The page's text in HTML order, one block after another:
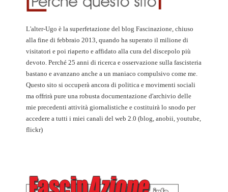
L'alter-Ugo è la superfetazione del blog Fascinazione, chiuso
alla fine di febbraio 2013, quando ha superato il milione di
visitatori e poi riaperto e affidato alla cura del discepolo più
devoto. Perché 25 anni di ricerca e osservazione sulla fascisteria
bastano e avanzano anche a un maniaco compulsivo come me.
Questo sito si occuperà ancora di politica e movimenti sociali
ma offrirà pure una robusta documentazione d'archivio delle
mie precedenti attività giornalistiche e costituirà lo snodo per
accedere a tutti i miei canali del web 2.0 (blog, anobii, youtube,
flickr)